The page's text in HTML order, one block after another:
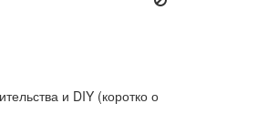
и DIY (коротко о